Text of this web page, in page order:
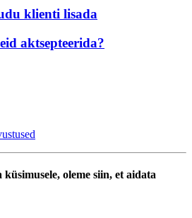
klienti lisada
aktsepteerida?
oleme siin, et aidata